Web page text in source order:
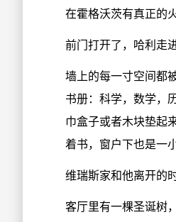
在霍格沃茨有真正的
前门打开了，哈利走
墙上的每一寸空间都
书册：科学，数学，
巾盒子或者木块垫起
着书，窗户下也是一
维瑞斯家和他离开的
客厅里有一棵圣诞树